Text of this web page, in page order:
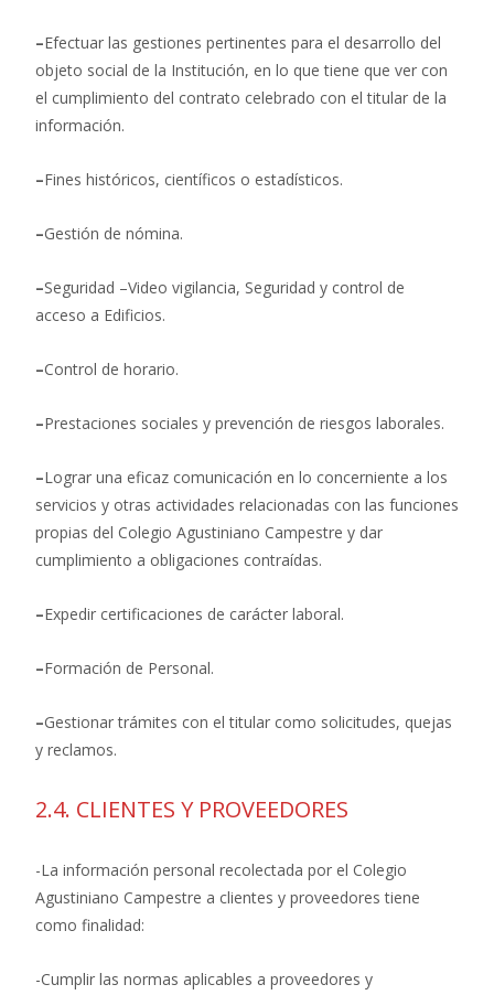
–Efectuar las gestiones pertinentes para el desarrollo del
objeto social de la Institución, en lo que tiene que ver con
el cumplimiento del contrato celebrado con el titular de la
información.
–Fines históricos, científicos o estadísticos.
–Gestión de nómina.
–Seguridad –Video vigilancia, Seguridad y control de
acceso a Edificios.
–Control de horario.
–Prestaciones sociales y prevención de riesgos laborales.
–Lograr una eficaz comunicación en lo concerniente a los
servicios y otras actividades relacionadas con las funciones
propias del Colegio Agustiniano Campestre y dar
cumplimiento a obligaciones contraídas.
–Expedir certificaciones de carácter laboral.
–Formación de Personal.
–Gestionar trámites con el titular como solicitudes, quejas
y reclamos.
2.4. CLIENTES Y PROVEEDORES
-La información personal recolectada por el Colegio
Agustiniano Campestre a clientes y proveedores tiene
como finalidad:
-Cumplir las normas aplicables a proveedores y